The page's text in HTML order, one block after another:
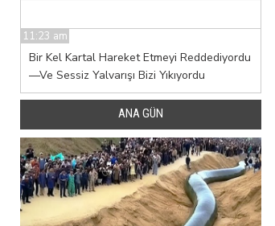
11:23 am
Bir Kel Kartal Hareket Etmeyi Reddediyordu
—Ve Sessiz Yalvarışı Bizi Yıkıyordu
ANA GÜN